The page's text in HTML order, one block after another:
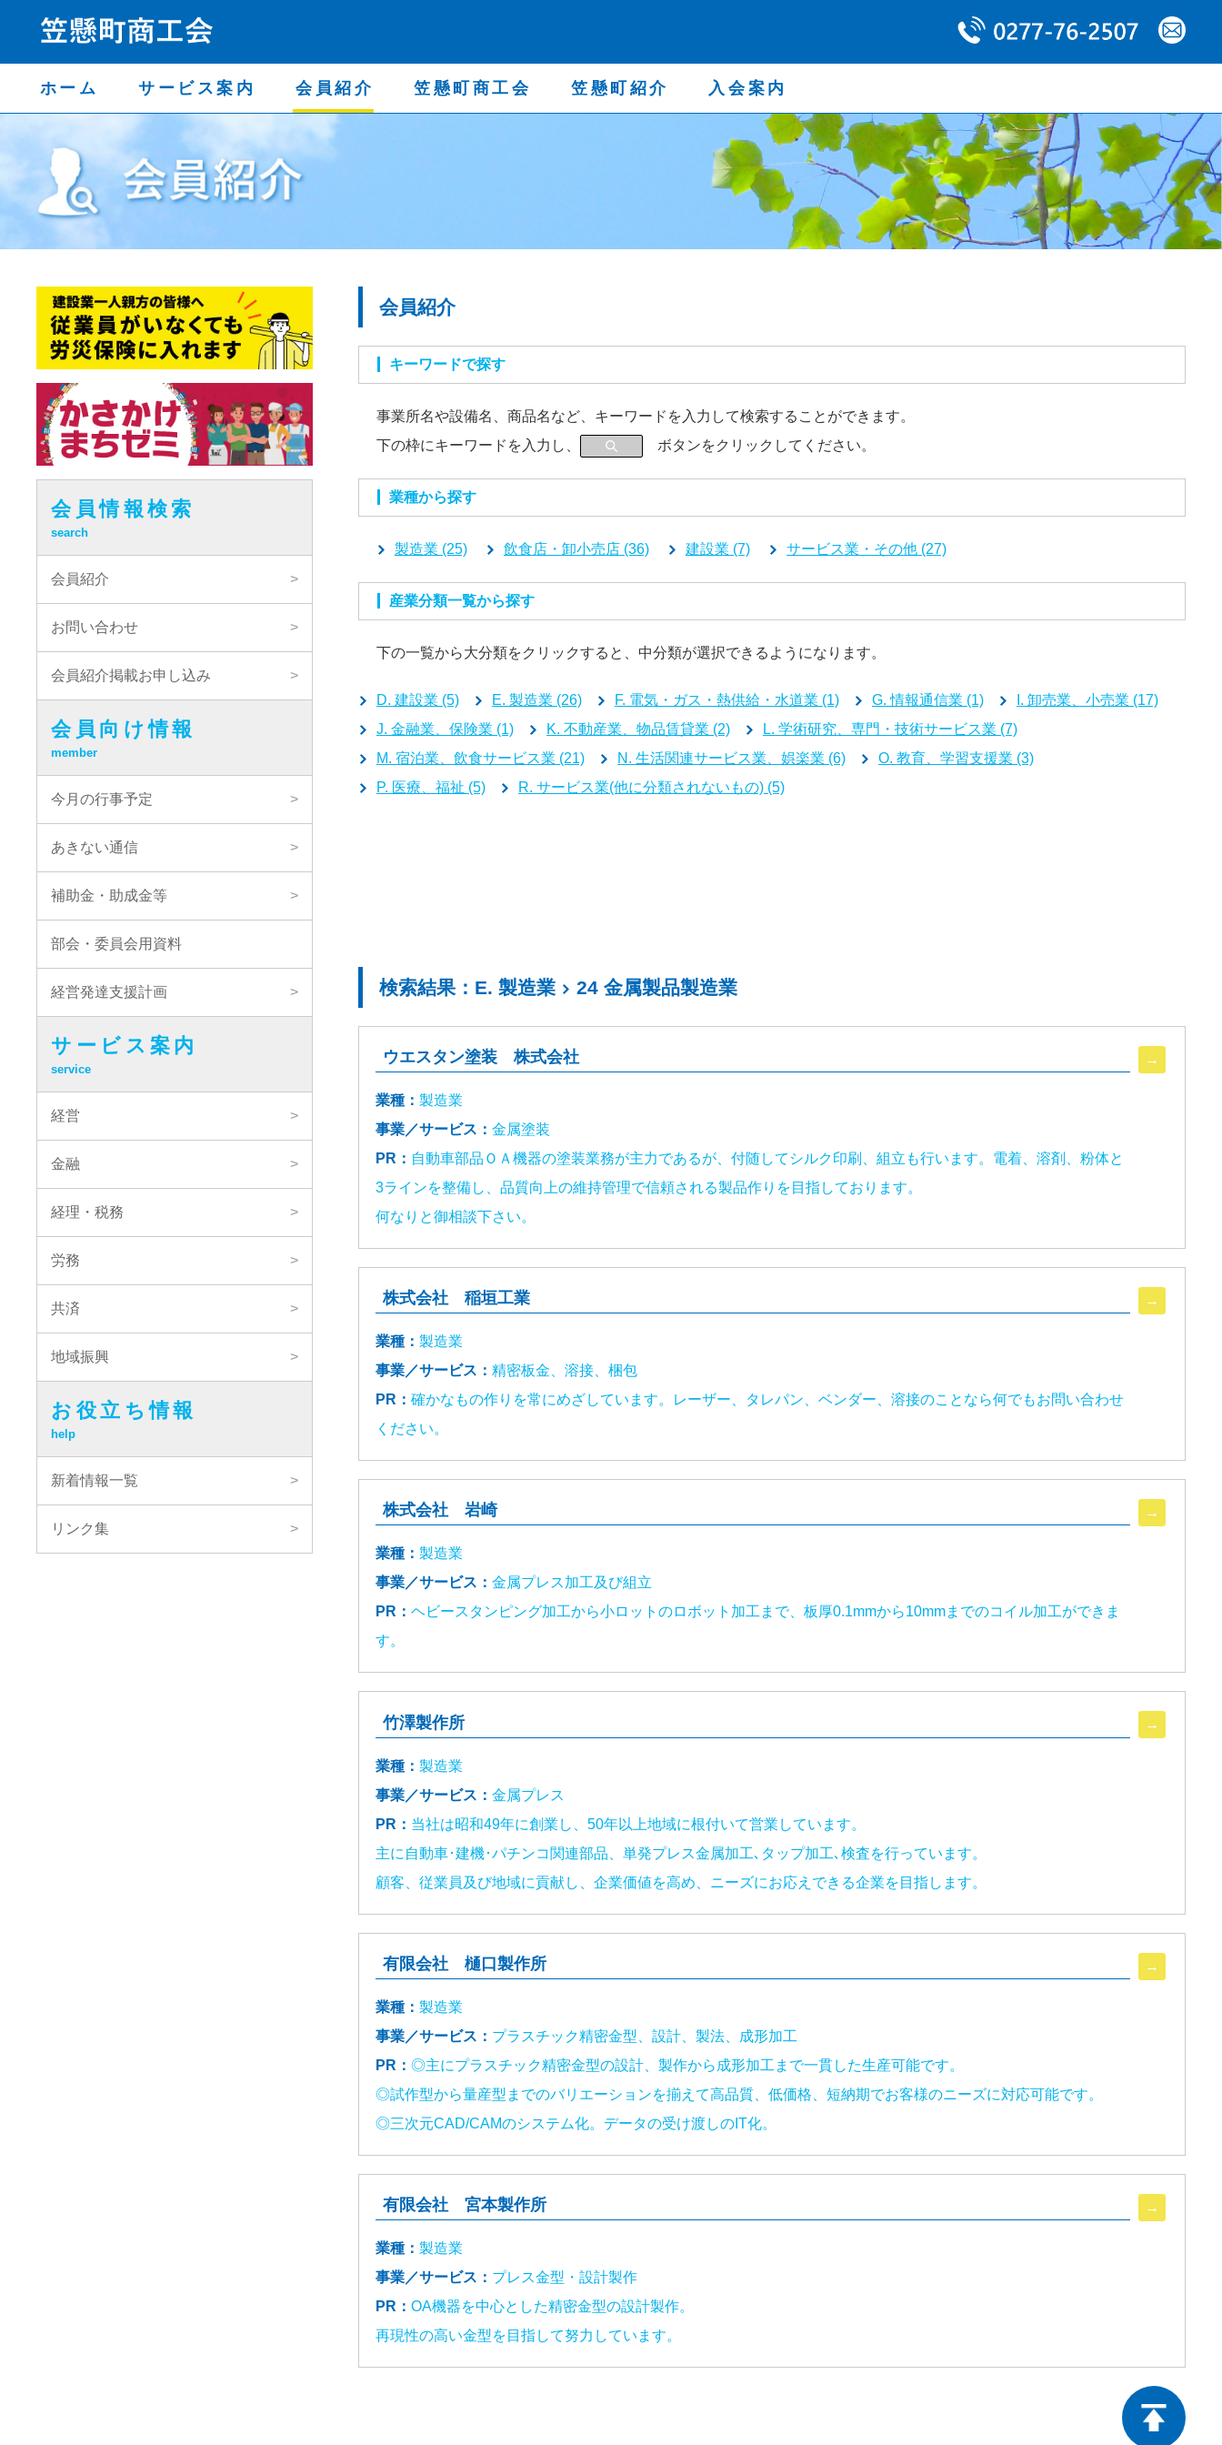
ホーム サービス案内 会員紹介 笠懸町商工会 笠懸町紹介 入会案内
会員紹介
キーワードで探す
事業所名や設備名、商品名など、キーワードを入力して検索することができます。
下の枠にキーワードを入力し、
ボタンをクリックしてください。
業種から探す
製造業 (25) 飲食店・卸小売店 (36) 建設業 (7) サービス業・その他 (27)
産業分類一覧から探す
下の一覧から大分類をクリックすると、中分類が選択できるようになります。
D. 建設業 (5) E. 製造業 (26) F. 電気・ガス・熱供給・水道業 (1) G. 情報通信業 (1)
I. 卸売業、小売業 (17)
J. 金融業、保険業 (1)
K. 不動産業、物品賃貸業 (2)
L. 学術研究、専門・技術サービス業 (7)
M. 宿泊業、飲食サービス業 (21)
N. 生活関連サービス業、娯楽業 (6)
O. 教育、学習支援業 (3)
P. 医療、福祉 (5)
R. サービス業(他に分類されないもの) (5)
検索結果：E. 製造業 24 金属製品製造業
ウエスタン塗装 株式会社
業種：製造業
事業／サービス：金属塗装
PR： 自動車部品ＯＡ機器の塗装業務が主力であるが、付随してシルク印刷、組立も行います。電着、溶剤、粉体と
3ラインを整備し、品質向上の維持管理で信頼される製品作りを目指しております。
何なりと御相談下さい。
株式会社 稲垣工業
業種：製造業
事業／サービス：精密板金、溶接、梱包
PR：確かなもの作りを常にめざしています。レーザー、タレパン、ベンダー、溶接のことなら何でもお問い合わせ
ください。
株式会社 岩崎
業種：製造業
事業／サービス：金属プレス加工及び組立
PR：ヘビースタンピング加工から小ロットのロボット加工まで、板厚0.1mmから10mmまでのコイル加工ができま
す。
竹澤製作所
業種：製造業
事業／サービス：金属プレス
PR： 当社は昭和49年に創業し、50年以上地域に根付いて営業しています。
主に自動車･建機･パチンコ関連部品、単発プレス金属加工､タップ加工､検査を行っています。
顧客、従業員及び地域に貢献し、企業価値を高め、ニーズにお応えできる企業を目指します。
有限会社 樋口製作所
業種：製造業
事業／サービス： プラスチック精密金型、設計、製法、成形加工
PR：◎主にプラスチック精密金型の設計、製作から成形加工まで一貫した生産可能です。
◎試作型から量産型までのバリエーションを揃えて高品質、低価格、短納期でお客様のニーズに対応可能です。
◎三次元CAD/CAMのシステム化。データの受け渡しのIT化。
有限会社 宮本製作所
業種：製造業
事業／サービス： プレス金型・設計製作
PR：OA機器を中心とした精密金型の設計製作。
再現性の高い金型を目指して努力しています。
会員情報検索
search
会員紹介
お問い合わせ
会員紹介掲載お申し込み
会員向け情報
member
今月の行事予定
あきない通信
補助金・助成金等
部会・委員会用資料
経営発達支援計画
サービス案内
service
経営
金融
経理・税務
労務
共済
地域振興
お役立ち情報
help
新着情報一覧
リンク集